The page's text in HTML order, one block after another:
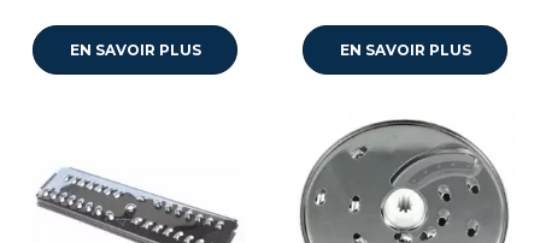
EN SAVOIR PLUS EN SAVOIR PLUS